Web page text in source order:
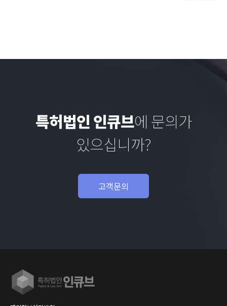
특허법인 인큐브에 문의가
있으십니까?
고객문의